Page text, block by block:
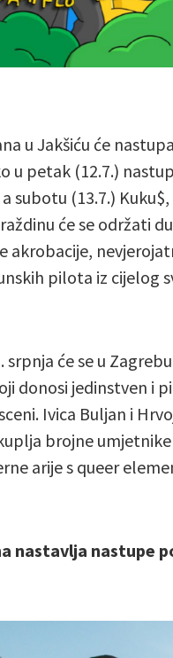
u Jakšiću će
u petak (12.7.)
a subotu (13.7.)
će se održati
akrobacije,
pilota iz cijelog
srpnja će se u
donosi jedinstven i
Ivica Buljan i
brojne
arije s queer
nastavlja nastupe